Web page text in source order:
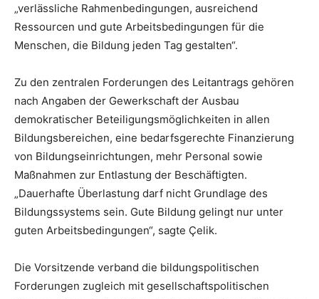
„verlässliche Rahmenbedingungen, ausreichend
Ressourcen und gute Arbeitsbedingungen für die
Menschen, die Bildung jeden Tag gestalten“.
Zu den zentralen Forderungen des Leitantrags gehören
nach Angaben der Gewerkschaft der Ausbau
demokratischer Beteiligungsmöglichkeiten in allen
Bildungsbereichen, eine bedarfsgerechte Finanzierung
von Bildungseinrichtungen, mehr Personal sowie
Maßnahmen zur Entlastung der Beschäftigten.
„Dauerhafte Überlastung darf nicht Grundlage des
Bildungssystems sein. Gute Bildung gelingt nur unter
guten Arbeitsbedingungen“, sagte Çelik.
Die Vorsitzende verband die bildungspolitischen
Forderungen zugleich mit gesellschaftspolitischen